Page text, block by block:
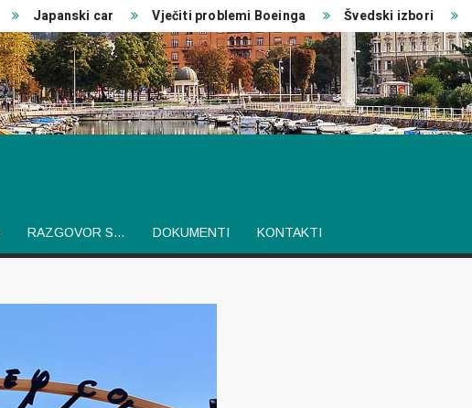
Japanski car Vječiti problemi Boeinga Švedski izbori
RAZGOVOR S… DOKUMENTI KONTAKTI